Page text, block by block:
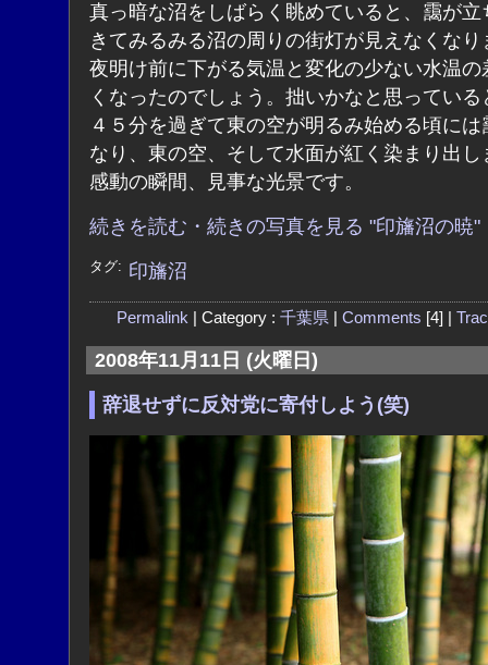
真っ暗な沼をしばらく眺めていると、靄が立
きてみるみる沼の周りの街灯が見えなくなり
夜明け前に下がる気温と変化の少ない水温の
くなったのでしょう。拙いかなと思っている
４５分を過ぎて東の空が明るみ始める頃には
なり、東の空、そして水面が紅く染まり出し
感動の瞬間、見事な光景です。
続きを読む・続きの写真を見る "印旛沼の暁"
タグ: 印旛沼
Permalink | Category : 千葉県 Comments [4] |
2008年11月11日 (火曜日)
辞退せずに反対党に寄付しよう(笑)